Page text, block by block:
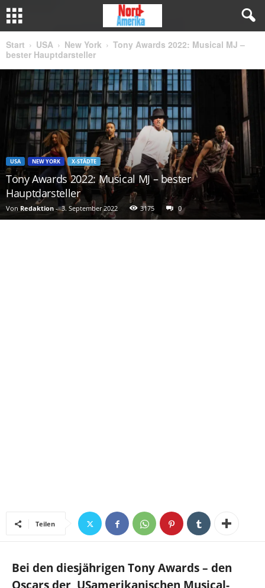
Start USA New York
Tony Awards 2022: Musical MJ –
bester Hauptdarsteller
USA NEW YORK X-STÄDTE
Tony Awards 2022: Musical MJ – bester
Hauptdarsteller
Von Redaktion - 3. September 2022 3175 0
Teilen
Bei den diesjährigen Tony Awards – den